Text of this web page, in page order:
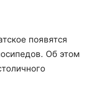
появятся
Об этом